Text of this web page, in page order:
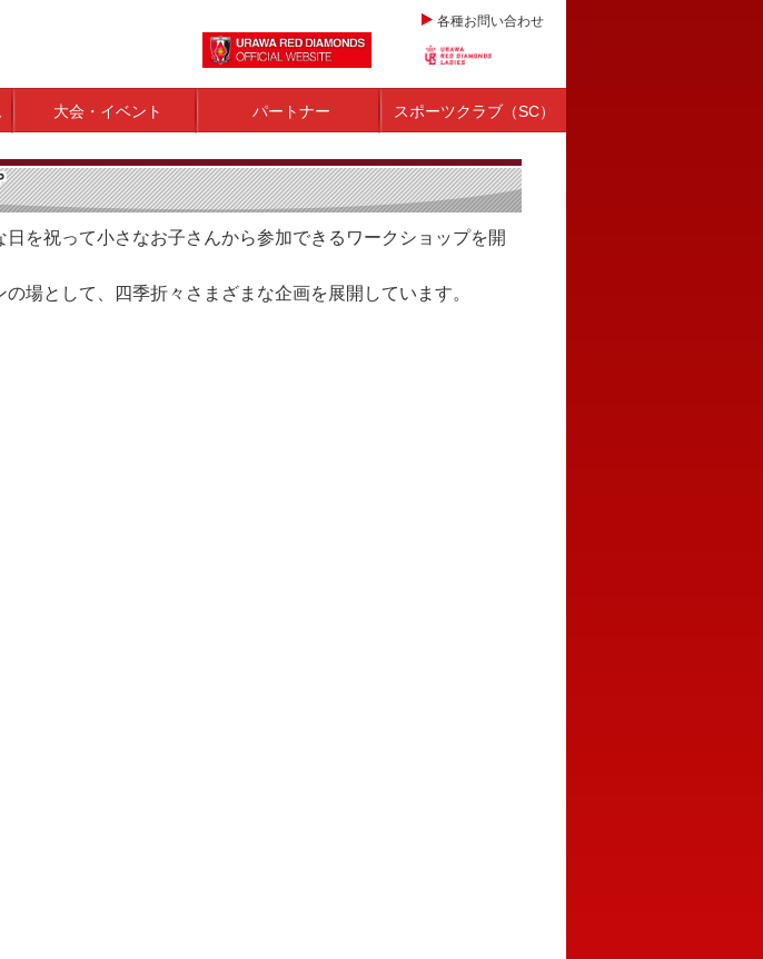
各種お問い合わせ
大会・イベント パートナー スポーツクラブ（SC）
を祝って小さなお子さんから参加できるワークショップを開
場として、四季折々さまざまな企画を展開しています。